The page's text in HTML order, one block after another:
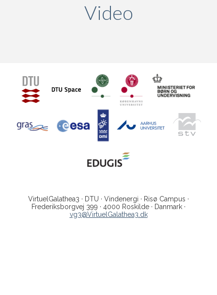
Video
VirtuelGalathea3 · DTU · Vindenergi · Risø Campus ·
Frederiksborgvej 399 · 4000 Roskilde · Danmark ·
vg3@VirtuelGalathea3.dk